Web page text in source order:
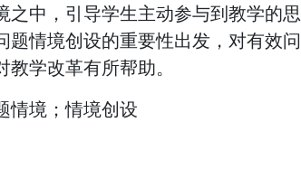
中，引导学生主动参与到教学的思
情境创设的重要性出发，对有效问
学改革有所帮助。
情境；情境创设